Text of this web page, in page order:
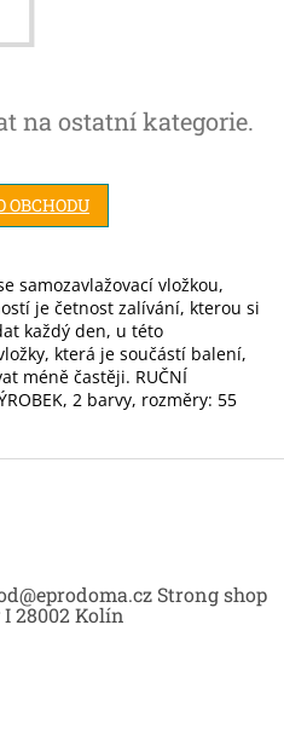
na ostatní kategorie.
OBCHODU
samozavlažovací vložkou,
je četnost zalívání, kterou si
každý den, u této
která je součástí balení,
méně častěji. RUČNÍ
2 barvy, rozměry: 55
Strong shop
I 28002 Kolín